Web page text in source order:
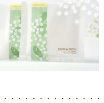
・・・・・・・・・・・・